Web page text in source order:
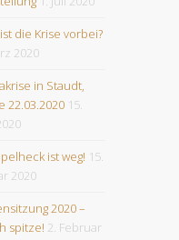
die Krise vorbei?
2020
in Staudt,
22.03.2020 15.
ist weg! 15.
2020
2020 –
spitze! 2. Februar